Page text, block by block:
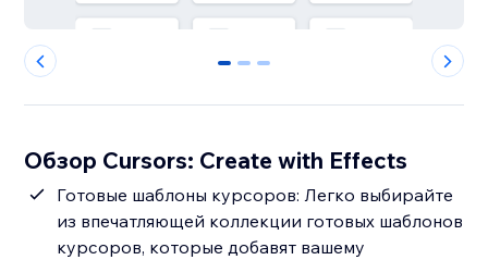
0 1 2
Обзор Cursors: Create with Effects
Готовые шаблоны курсоров: Легко выбирайте
из впечатляющей коллекции готовых шаблонов
курсоров, которые добавят вашему